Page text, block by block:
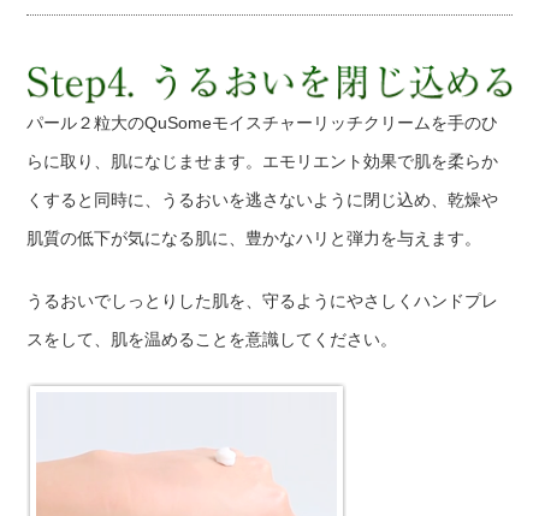
パール２粒大のQuSomeモイスチャーリッチクリームを手のひ
らに取り、肌になじませます。エモリエント効果で肌を柔らか
くすると同時に、うるおいを逃さないように閉じ込め、乾燥や
肌質の低下が気になる肌に、豊かなハリと弾力を与えます。
うるおいでしっとりした肌を、守るようにやさしくハンドプレ
スをして、肌を温めることを意識してください。